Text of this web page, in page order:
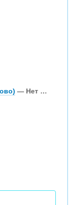
— Нет в продаже